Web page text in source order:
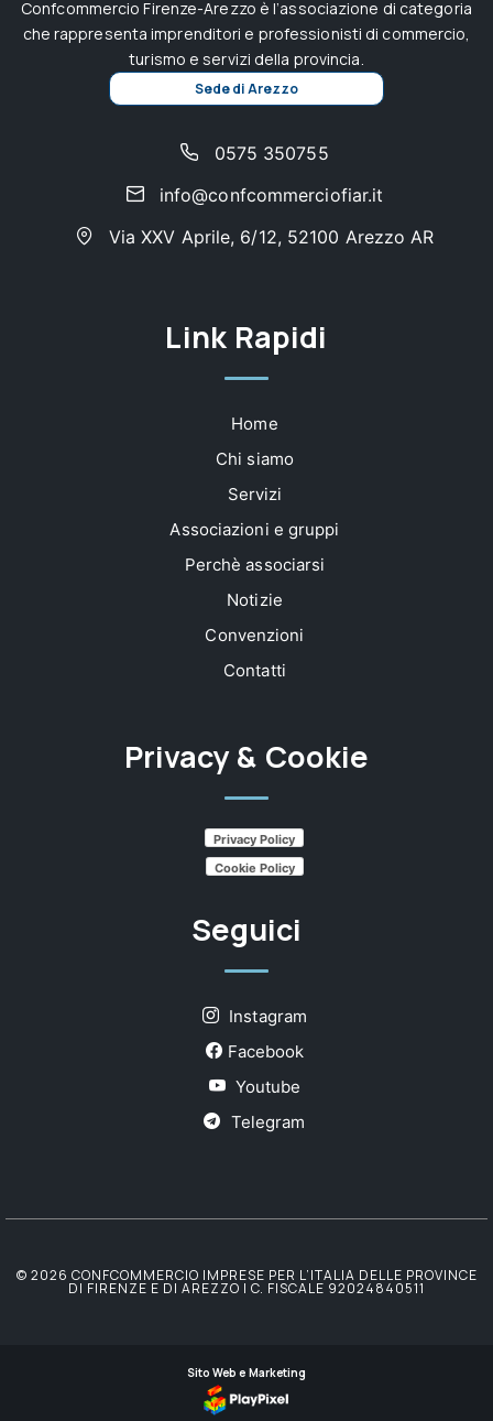
Confcommercio Firenze-Arezzo è l’associazione di categoria
che rappresenta imprenditori e professionisti di commercio,
turismo e servizi della provincia.
Sede di Arezzo
0575 350755
info@confcommerciofiar.it
Via XXV Aprile, 6/12, 52100 Arezzo AR
Link Rapidi
Home
Chi siamo
Servizi
Associazioni e gruppi
Perchè associarsi
Notizie
Convenzioni
Contatti
Privacy & Cookie
Privacy Policy
Cookie Policy
Seguici
Instagram
Facebook
Youtube
Telegram
© 2026 CONFCOMMERCIO IMPRESE PER L’ITALIA DELLE PROVINCE
DI FIRENZE E DI AREZZO | C. FISCALE 92024840511
Sito Web e Marketing